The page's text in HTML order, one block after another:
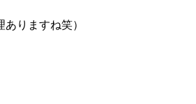
りますね笑）